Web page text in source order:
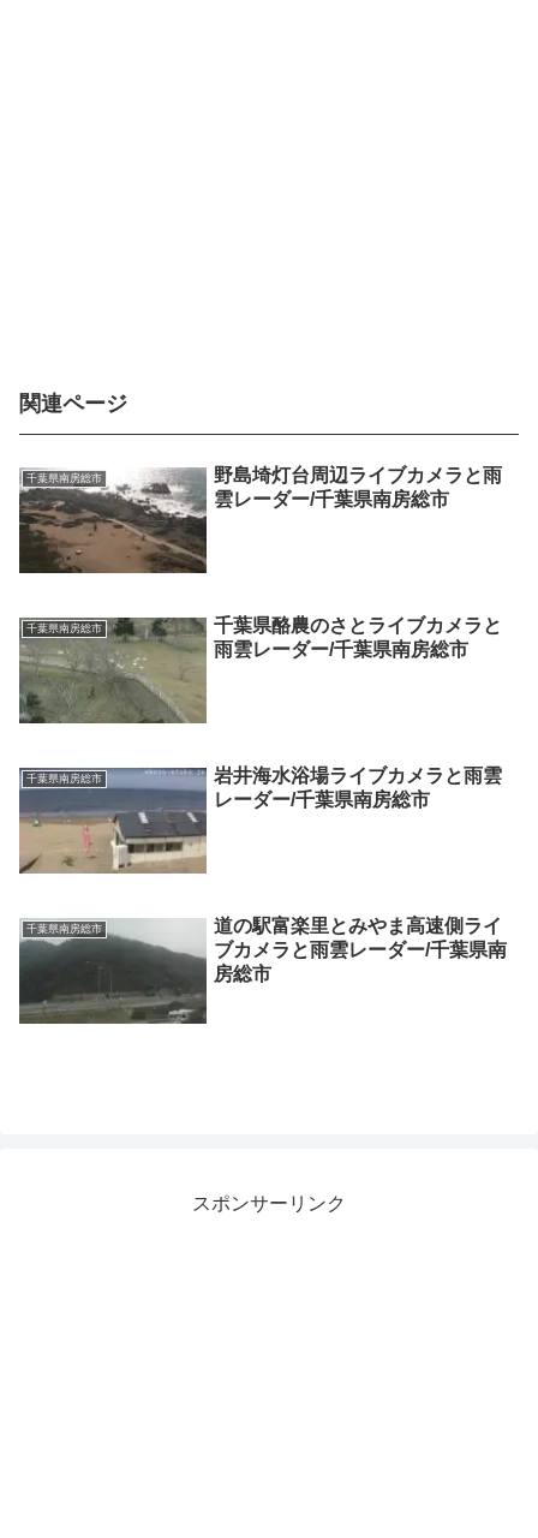
関連ページ
千葉県南房総市
野島埼灯台周辺ライブカメラと雨
雲レーダー/千葉県南房総市
千葉県南房総市
千葉県酪農のさとライブカメラと
雨雲レーダー/千葉県南房総市
千葉県南房総市
岩井海水浴場ライブカメラと雨雲
レーダー/千葉県南房総市
千葉県南房総市
道の駅富楽里とみやま高速側ライ
ブカメラと雨雲レーダー/千葉県南
房総市
スポンサーリンク